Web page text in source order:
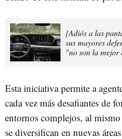
[Adiós a las
sus mayores
"no son la
Esta iniciativa permite a
cada vez más desafiantes de
entornos complejos, al
se diversifican en nuevas